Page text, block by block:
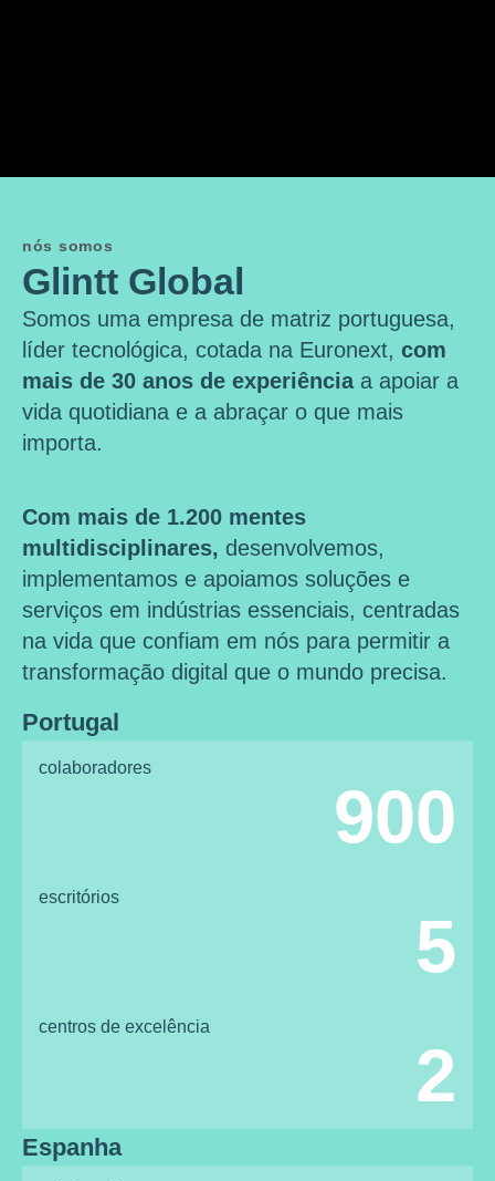
nós somos
Glintt Global
Somos uma empresa de matriz portuguesa,
líder tecnológica, cotada na Euronext, com
mais de 30 anos de experiênciaa apoiar a
vida quotidiana e a abraçar o que mais
importa.
Com mais de 1.200 mentes
multidisciplinares, desenvolvemos,
implementamos e apoiamos soluções e
serviços em indústrias essenciais, centradas
na vida que confiam em nós para permitir a
transformação digital que o mundo precisa.
Portugal
colaboradores
900
escritórios
5
centros de excelência
2
Espanha